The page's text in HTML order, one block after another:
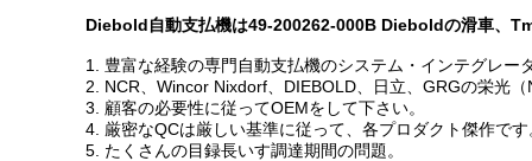
Diebold自動支払機は49-200262-000B Dieboldの滑車、
1. 豊富な経験の専門自動支払機のシステム・インテグレー
2. NCR、Wincor Nixdorf、DIEBOLD、日立、GRGの栄光
3. 顧客の必要性に従ってOEMをして下さい。
4. 厳密なQCは厳しい基準に従って、各プロダクト傑作です
5. たくさんの目録長いす調達期間の問題。